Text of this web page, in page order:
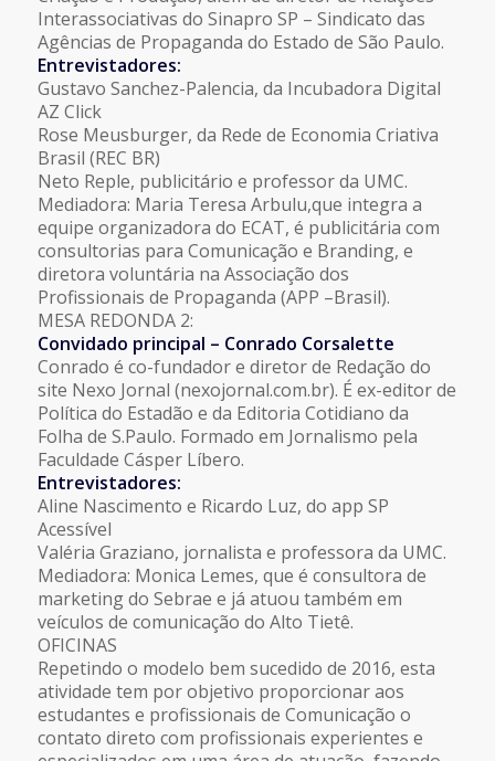
Interassociativas do Sinapro SP – Sindicato das
Agências de Propaganda do Estado de São Paulo.
Entrevistadores:
Gustavo Sanchez-Palencia, da Incubadora Digital
AZ Click
Rose Meusburger, da Rede de Economia Criativa
Brasil (REC BR)
Neto Reple, publicitário e professor da UMC.
Mediadora: Maria Teresa Arbulu,que integra a
equipe organizadora do ECAT, é publicitária com
consultorias para Comunicação e Branding, e
diretora voluntária na Associação dos
Profissionais de Propaganda (APP –Brasil).
MESA REDONDA 2:
Convidado principal – Conrado Corsalette
Conrado é co-fundador e diretor de Redação do
site Nexo Jornal (nexojornal.com.br). É ex-editor de
Política do Estadão e da Editoria Cotidiano da
Folha de S.Paulo. Formado em Jornalismo pela
Faculdade Cásper Líbero.
Entrevistadores:
Aline Nascimento e Ricardo Luz, do app SP
Acessível
Valéria Graziano, jornalista e professora da UMC.
Mediadora: Monica Lemes, que é consultora de
marketing do Sebrae e já atuou também em
veículos de comunicação do Alto Tietê.
OFICINAS
Repetindo o modelo bem sucedido de 2016, esta
atividade tem por objetivo proporcionar aos
estudantes e profissionais de Comunicação o
contato direto com profissionais experientes e